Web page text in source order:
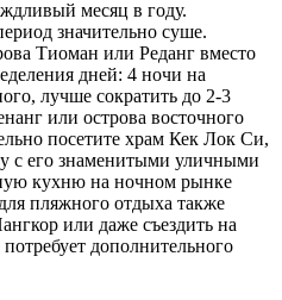
месяц в году.
значительно суше.
Тиоман или Реданг вместо
дней: 4 ночи на
лучше сократить до 2-3
или острова восточного
посетите храм Кек Лок Си,
с его знаменитыми уличными
кухню на ночном рынке
пляжного отдыха также
или даже съездить на
дополнительного